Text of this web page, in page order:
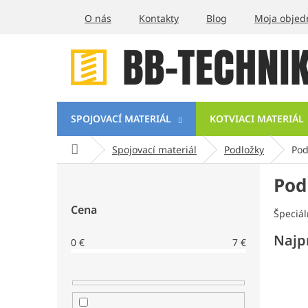
O nás Kontakty Blog Moja
SPOJOVACÍ MATERIÁL KOTVIACI MATERIÁL
DomovSpojovací materiál Podložky
Cena
0 € 7 €